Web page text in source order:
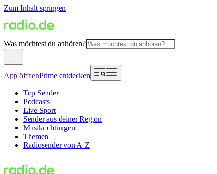
Zum Inhalt springen
Was möchtest du anhören?
App öffnenPrime entdecken
Top Sender
Podcasts
Live Sport
Sender aus deiner Region
Musikrichtungen
Themen
Radiosender von A-Z